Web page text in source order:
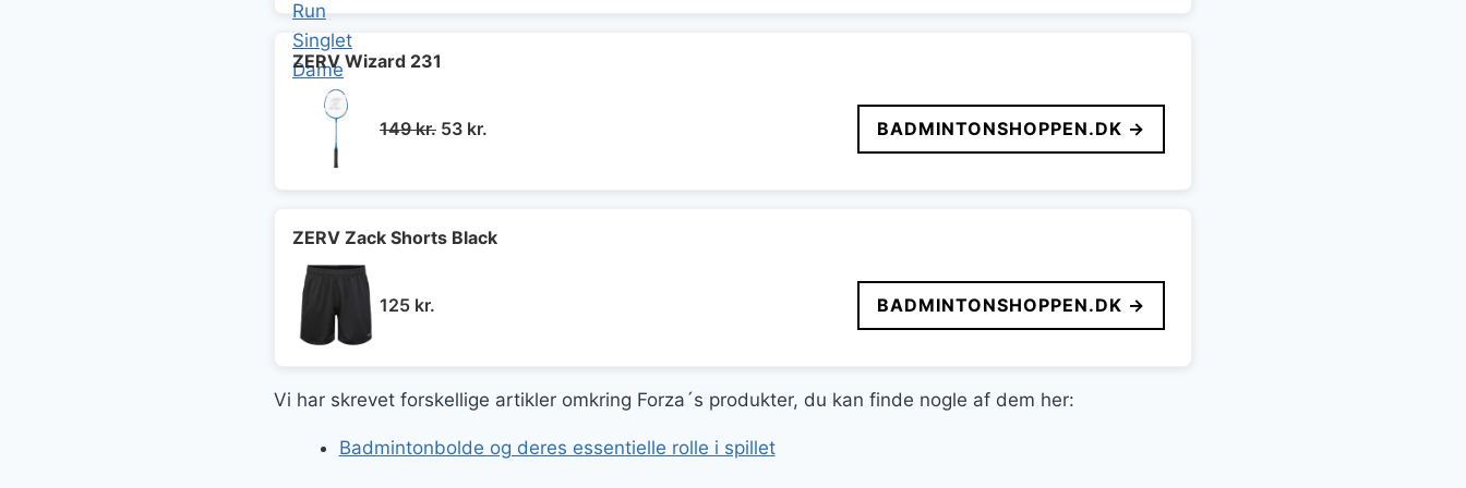
ZERV Wizard 231
149kr. Den
149 kr..
53 kr.
53 kr..
BADMINTONSHOPPEN.DK →
ZERV Zack Shorts Black
125 kr. BADMINTONSHOPPEN.DK →
Vi har skrevet forskellige artikler omkring Forza´s produkter, du kan finde nogle af dem her:
Badmintonbolde og deres essentielle rolle i spillet